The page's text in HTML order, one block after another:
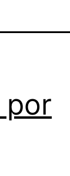
por